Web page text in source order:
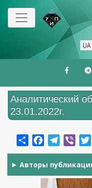
Перейти
основному
Аналитический
23.01.2022г.
ShareFacebookTelegram
Viber
Авторы